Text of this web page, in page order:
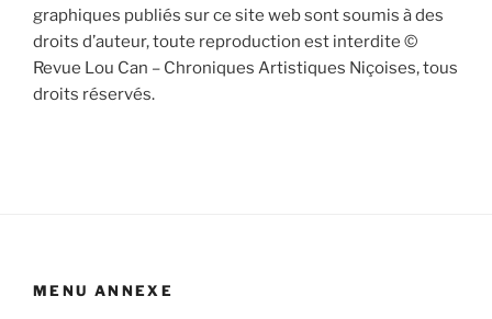
graphiques publiés sur ce site web sont soumis à des
droits d’auteur, toute reproduction est interdite ©
Revue Lou Can – Chroniques Artistiques Niçoises, tous
droits réservés.
MENU ANNEXE